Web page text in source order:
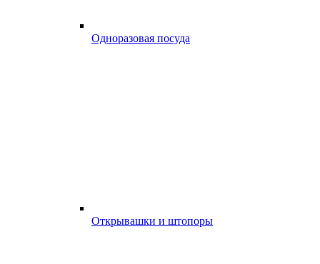
Одноразовая посуда
Открывашки и штопоры